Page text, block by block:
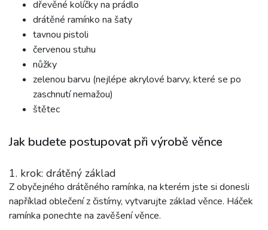
dřevěné kolíčky na prádlo
drátěné ramínko na šaty
tavnou pistoli
červenou stuhu
nůžky
zelenou barvu (nejlépe akrylové barvy, které se po
zaschnutí nemažou)
štětec
Jak budete postupovat při výrobě věnce
1. krok: drátěný základ
Z obyčejného drátěného ramínka, na kterém jste si donesli
například oblečení z čistírny, vytvarujte základ věnce. Háček
ramínka ponechte na zavěšení věnce.